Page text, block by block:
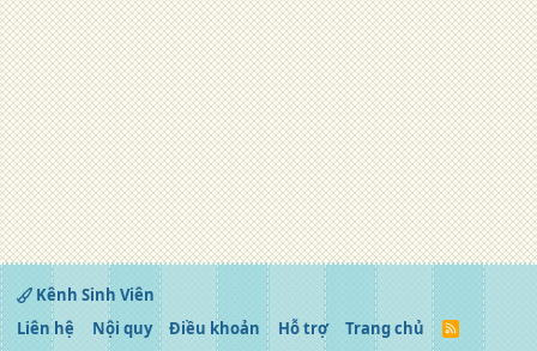
Kênh Sinh Viên
Liên hệ
Nội quy Điều khoản Hỗ trợ Trang chủ
R